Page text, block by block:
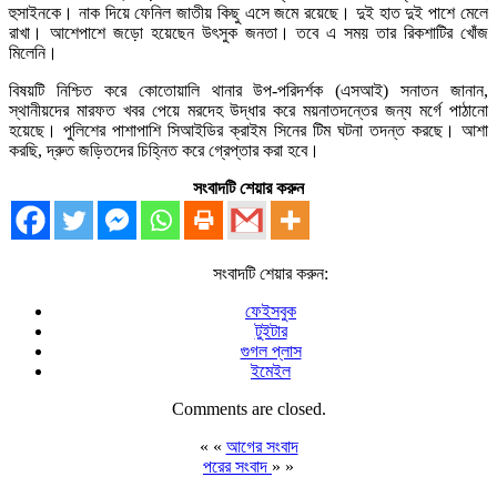
হুসাইনকে। নাক দিয়ে ফেনিল জাতীয় কিছু এসে জমে রয়েছে। দুই হাত দুই পাশে মেলে
রাখা। আশেপাশে জড়ো হয়েছেন উৎসুক জনতা। তবে এ সময় তার রিকশাটির খোঁজ
মিলেনি।
বিষয়টি নিশ্চিত করে কোতোয়ালি থানার উপ-পরিদর্শক (এসআই) সনাতন জানান,
স্থানীয়দের মারফত খবর পেয়ে মরদেহ উদ্ধার করে ময়নাতদন্তের জন্য মর্গে পাঠানো
হয়েছে। পুলিশের পাশাপাশি সিআইডির ক্রাইম সিনের টিম ঘটনা তদন্ত করছে। আশা
করছি, দ্রুত জড়িতদের চিহ্নিত করে গ্রেপ্তার করা হবে।
সংবাদটি শেয়ার করুন
সংবাদটি শেয়ার করুন:
ফেইসবুক
টুইটার
গুগল প্লাস
ইমেইল
Comments are closed.
« « আগের সংবাদ
পরের সংবাদ » »